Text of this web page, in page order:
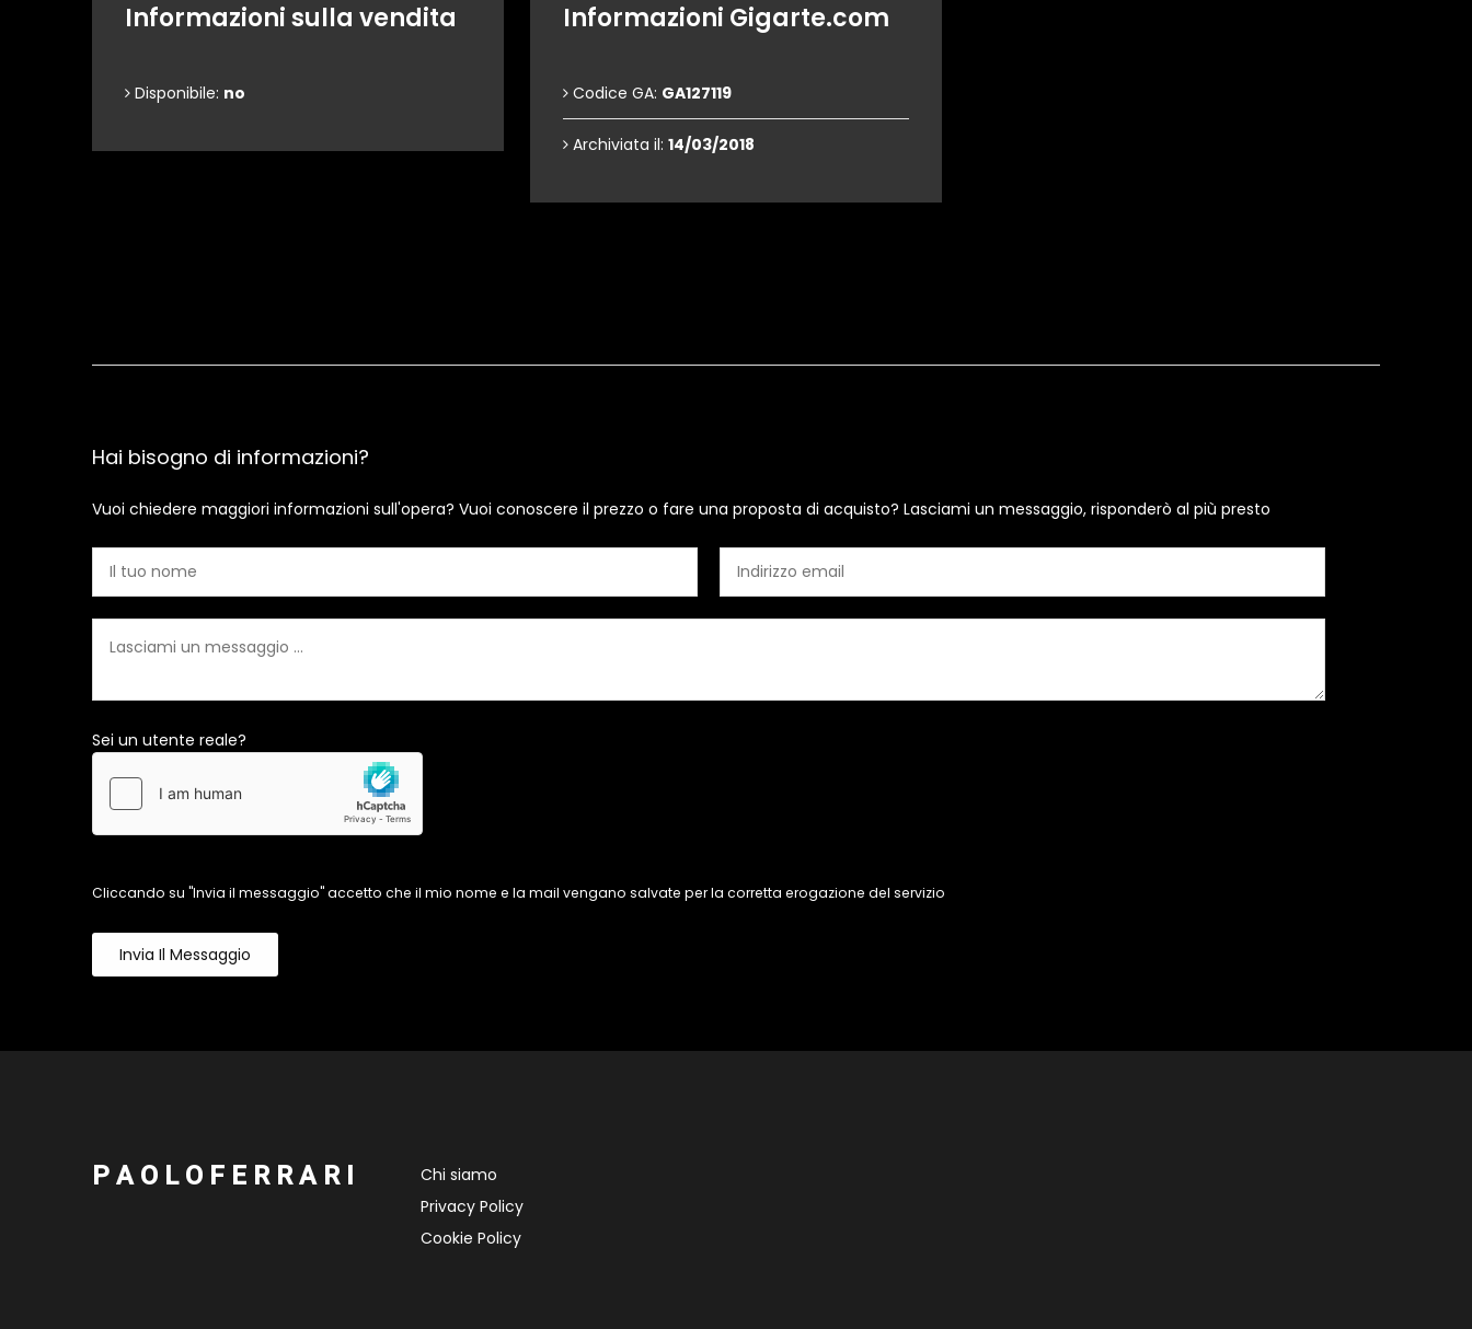
Informazioni sulla vendita
Disponibile: no
Informazioni Gigarte.com
Codice GA: GA127119
Archiviata il: 14/03/2018
Hai bisogno di informazioni?
Vuoi chiedere maggiori informazioni sull'opera? Vuoi conoscere il prezzo o fare una proposta di acquisto? Lasciami un messaggio, risponderò al più presto
Sei un utente reale?
Cliccando su "Invia il messaggio" accetto che il mio nome e la mail vengano salvate per la corretta erogazione del servizio
Invia Il Messaggio
P A O L O F E R R A R I
Chi siamo
Privacy Policy
Cookie Policy